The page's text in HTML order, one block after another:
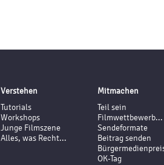
Verstehen
Tutorials
Workshops
Junge Filmszene
Alles, was Recht...
Mitmachen
Teil sein
Filmwettbewerb...
Sendeformate
Beitrag senden
OK-Tag